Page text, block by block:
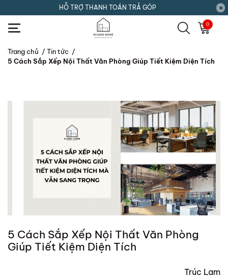
HỖ TRỢ THANH TOÁN TRẢ GÓP
0
Trang chủ / Tin tức /
5 Cách Sắp Xếp Nội Thất Văn Phòng Giúp Tiết Kiệm Diện Tích
5 Cách Sắp Xếp Nội Thất Văn Phòng
Giúp Tiết Kiệm Diện Tích
Trúc Lam